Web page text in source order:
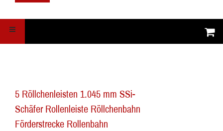
5 Röllchenleisten 1.045 mm SSi-
Schäfer Rollenleiste Röllchenbahn
Förderstrecke Rollenbahn